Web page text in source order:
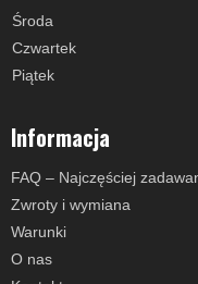
Środa
Czwartek
Piątek
Informacja
FAQ – Najczęściej
Zwroty i wymiana
Warunki
O nas